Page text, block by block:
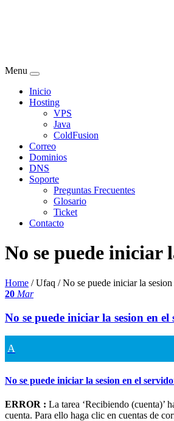
Menu
Inicio
Hosting
VPS
Java
ColdFusion
Correo
Dominios
DNS
Soporte
Preguntas Frecuentes
Glosario
Ticket
Contacto
No se puede iniciar
Home / Ufaq /No se puede iniciar la
20 Mar
No se puede iniciar la sesion en
A
No se puede iniciar la sesion en el
ERROR : La tarea ‘Recibiendo (cuenta)’
cuenta. Para ello haga clic en cuentas de